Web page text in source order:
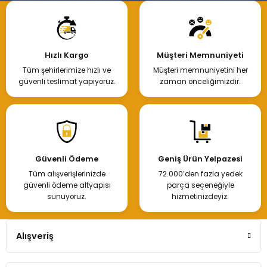
Hızlı Kargo
Tüm şehirlerimize hızlı ve
güvenli teslimat yapıyoruz.
Müşteri Memnuniyeti
Müşteri memnuniyetini her
zaman önceliğimizdir.
Güvenli Ödeme
Tüm alışverişlerinizde
güvenli ödeme altyapısı
sunuyoruz.
Geniş Ürün Yelpazesi
72.000’den fazla yedek
parça seçeneğiyle
hizmetinizdeyiz.
Alışveriş